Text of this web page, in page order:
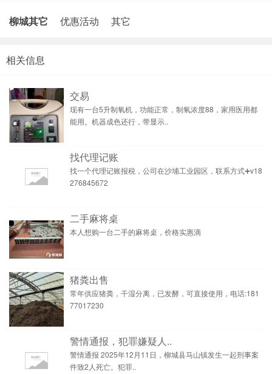
柳城其它 优惠活动 其它
相关信息
交易
现有一台5升制氧机，功能正常，制氧浓度88，家用医用都
能用。机器成色还行，带显示..
找代理记账
找一个代理记账报税，公司在沙埔工业园区，联系方式➕v18
276845672
二手麻将桌
本人想购一台二手的麻将桌，价格实惠滴
猪粪出售
常年供应猪粪，干湿分离，已发酵，可直接使用，电话:181
77017230
警情通报，犯罪嫌疑人..
警情通报 2025年12月11日，柳城县马山镇发生一起刑事案
件致2人死亡。犯罪..